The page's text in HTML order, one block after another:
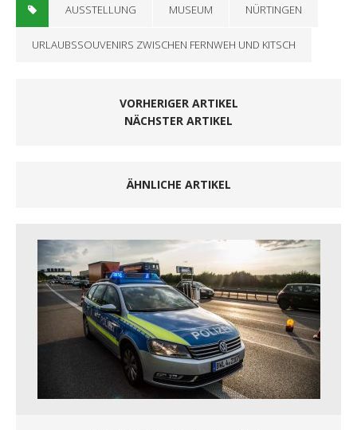
AUSSTELLUNG MUSEUM NÜRTINGEN
URLAUBSSOUVENIRS ZWISCHEN FERNWEH UND KITSCH
VORHERIGER ARTIKEL
NÄCHSTER ARTIKEL
ÄHNLICHE ARTIKEL